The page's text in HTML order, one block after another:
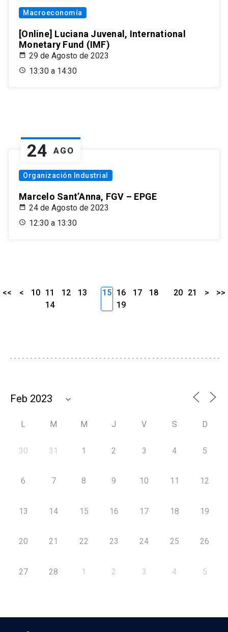
Macroeconomía
[Online] Luciana Juvenal, International
Monetary Fund (IMF)
29 de Agosto de 2023
13:30 a 14:30
24 AGO
Organización Industrial
Marcelo Sant’Anna, FGV – EPGE
24 de Agosto de 2023
12:30 a 13:30
<< < 10 11 12
13
14
15 16 17
18
19
20 21 > >>
L M M J V S D
30 31 1 2 3 4 5
6 7 8 9 10 11 12
13 14 15 16 17 18 19
20 21 22 23 24 25 26
27 28 1 2 3 4 5